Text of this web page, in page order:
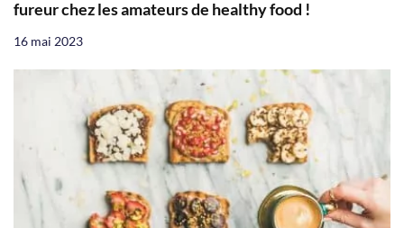
fureur chez les amateurs de healthy food !
16 mai 2023